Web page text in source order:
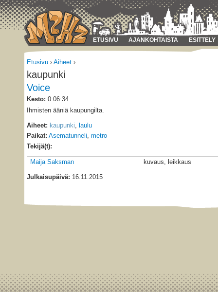
ETUSIVU AJANKOHTAISTA ESITTELY
Etusivu › Aiheet ›
kaupunki
Voice
Kesto: 0:06:34
Ihmisten ääniä kaupungilta.
Aiheet: kaupunki laulu
Paikat: Asematunneli, metro
Tekijä(t):
Maija Saksman kuvaus, leikkaus
Julkaisupäivä: 16.11.2015